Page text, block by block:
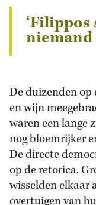
niemand
De duizenden op
en wijn
waren een lange
nog bloemrijker
De directe
op de retorica.
wisselden elkaar
overtuigen van